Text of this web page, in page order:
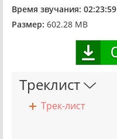
Время звучания: 02:23:59
Размер: 602.28 MB
Треклист
Трек-лист